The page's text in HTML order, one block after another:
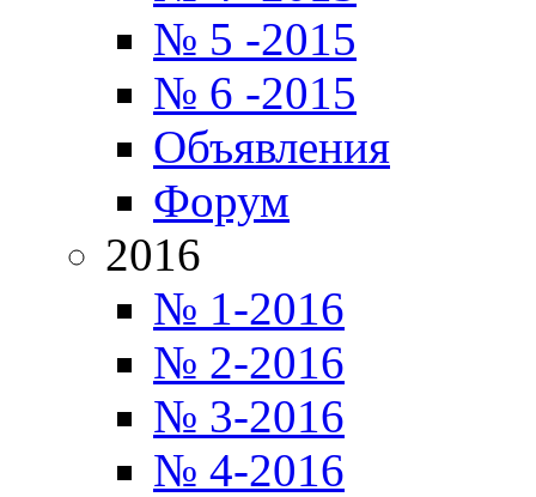
№ 5 -2015
№ 6 -2015
Объявления
Форум
2016
№ 1-2016
№ 2-2016
№ 3-2016
№ 4-2016